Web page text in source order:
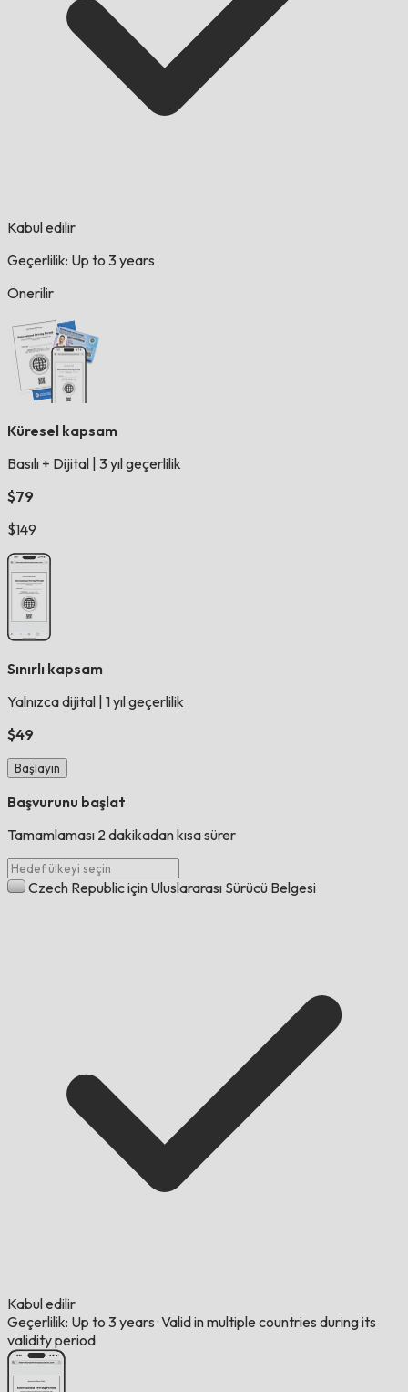
Kabul edilir
Geçerlilik: Up to 3 years
Önerilir
Küresel kapsam
Basılı + Dijital 3 yıl geçerlilik
$79
$149
Sınırlı kapsam
Yalnızca dijital 1 yıl geçerlilik
$49
Başlayın
Başvurunu başlat
Tamamlaması 2 dakikadan kısa sürer
Czech Republic için Uluslararası Sürücü Belgesi
Kabul edilir
Geçerlilik: Up to 3 years ·Valid in multiple countries during its
validity period